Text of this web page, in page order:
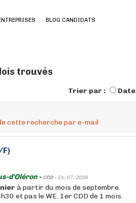
BLOG CANDIDATS
trouvés
Trier par : Date
cette recherche par e-mail
d'Oléron - CDD - 24/07/2026
à partir du mois de septembre.
et pas le WE. 1er CDD de 1 mois.